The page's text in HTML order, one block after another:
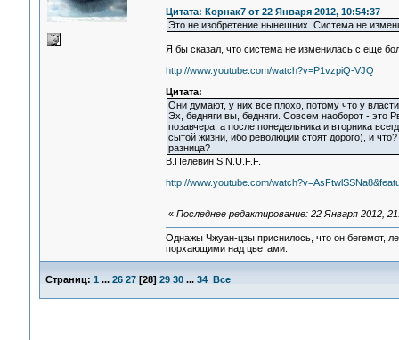
Цитата: Корнак7 от 22 Января 2012, 10:54:37
Это не изобретение нынешних. Система не
Я бы сказал, что система не изменилась с еще
http://www.youtube.com/watch?v=P1vzpiQ-VJQ
Цитата:
Они думают, у них все плохо, потому что у
Эх, бедняги вы, бедняги. Совсем наоборот - это
позавчера, а после понедельника и вторника
сытой жизни, ибо революции стоят дорого), и
разница?
В.Пелевин S.N.U.F.F.
http://www.youtube.com/
« Последнее редактирование: 22 Января 2012,
Однажы Чжуан-цзы приснилось, что он бегемот,
порхающими над цветами.
Страниц: 1 ... 26 27[28] 29 30 ... 34 Все